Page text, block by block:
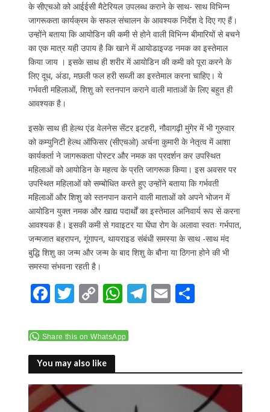
के सीएचओ को आईईसी मैटेरियल उपलब्ध कराने के साथ- साथ विभिन्न
जागरूकता कार्यक्रम के सफल संचालन के आवश्यक निर्देश दे दिए गए हैं।
उन्होंने बताया कि आयोडिन की कमी से होने वाली विभिन्न बीमारियों से बचने
का एक मात्र यही उपाय है कि खाने में आयोडाइज्ड नमक का इस्तेमाल
किया जाय । इसके साथ ही शरीर में आयोडिन की कमी को पूरा करने के
लिए दूध, अंडा, मछली फल हरी सब्जी का इस्तेमाल करना चाहिए। ये
गर्भवती महिलाओं, शिशु को स्तनपान कराने वाली माताओं के लिए बहुत ही
आवश्यक है।
इसके साथ ही हेल्थ एंड वेलनेस सेंटर इटहरी, नौवागढ़ी मुंगेर में भी गुरुवार
को कम्युनिटी हेल्थ ऑफिसर (सीएचओ) अर्चना कुमारी के नेतृत्व में आशा
कार्यकर्ता ने जागरूकता पोस्टर और नमक का प्रदर्शन कर उपस्थित
महिलाओं को आयोडिन के महत्व के प्रति जागरूक किया। इस अवसर पर
उपस्थित महिलाओं को सम्बोधित करते हुए उन्होंने बताया कि गर्भवती
महिलाओं और शिशु को स्तनपान कराने वाली माताओं को अपने भोजन में
आयोडिन युक्त नमक और खाद्य पदार्थों का इस्तेमाल अनिवार्य रूप से करना
आवश्यक है। इसकी कमी से गवाइटर या घेंघा रोग के अलावा स्वतः गर्भपात,
जन्मजात बहरापन, गूंगापन, थायराइड संबंधी समस्या के साथ -साथ मंद
बुद्धि शिशु का जन्म और जन्म के बाद शिशु के बौना या ठिगना होने की भी
समस्या संभवना रहती है।
F
e
b
o
o
T
itt
er
C
p
y
Li
n
W
at
A
p
T
a
m
E S
Share this on WhatsApp
You may also like